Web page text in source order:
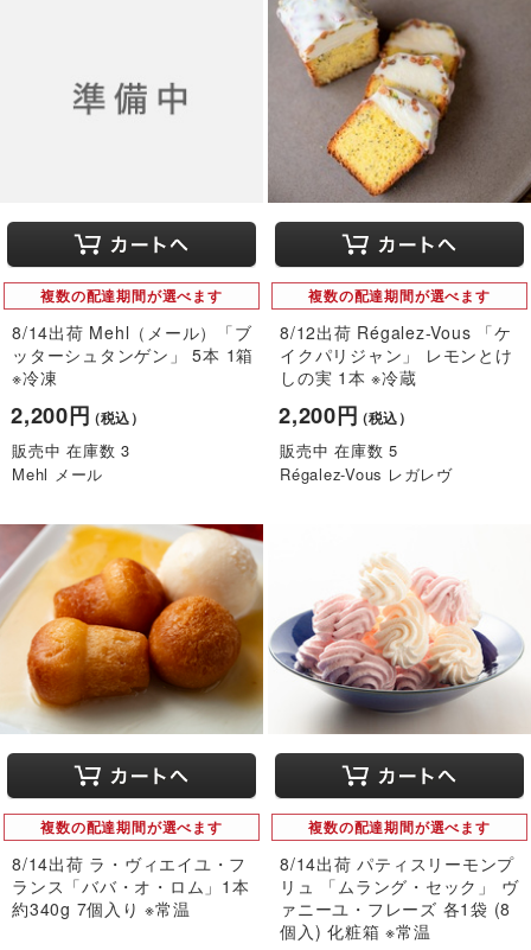
複数の配達期間が選べます
8/14出荷 Mehl（メール）「ブ
ッターシュタンゲン」 5本 1箱
※冷凍
2,200円（税込）
販売中 在庫数 3
Mehl メール
複数の配達期間が選べます
8/12出荷 Régalez-Vous 「ケ
イクパリジャン」 レモンとけ
しの実 1本 ※冷蔵
2,200円（税込）
販売中 在庫数 5
Régalez-Vous レガレヴ
複数の配達期間が選べます
8/14出荷 ラ・ヴィエイユ・フ
ランス「ババ・オ・ロム」1本
約340g 7個入り ※常温
複数の配達期間が選べます
8/14出荷 パティスリーモンプ
リュ 「ムラング・セック」 ヴ
ァニーユ・フレーズ 各1袋 (8
個入) 化粧箱 ※常温